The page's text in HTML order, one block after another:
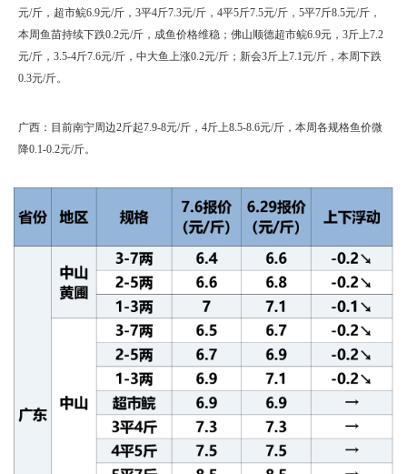
元/斤，超市鲩6.9元/斤，3平4斤7.3元/斤，4平5斤7.5元/斤，5平7斤8.5元/斤，
本周鱼苗持续下跌0.2元/斤，成鱼价格维稳；佛山顺德超市鲩6.9元，3斤上7.2
元/斤，3.5-4斤7.6元/斤，中大鱼上涨0.2元/斤；新会3斤上7.1元/斤，本周下跌
0.3元/斤。
广西：目前南宁周边2斤起7.9-8元/斤，4斤上8.5-8.6元/斤，本周各规格鱼价微
降0.1-0.2元/斤。